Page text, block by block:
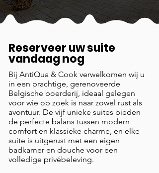
Reserveer uw suite
vandaag nog
Bij AntiQua & Cook verwelkomen wij u
in een prachtige, gerenoveerde
Belgische boerderij, ideaal gelegen
voor wie op zoek is naar zowel rust als
avontuur. De vijf unieke suites bieden
de perfecte balans tussen modern
comfort en klassieke charme, en elke
suite is uitgerust met een eigen
badkamer en douche voor een
volledige privébeleving.